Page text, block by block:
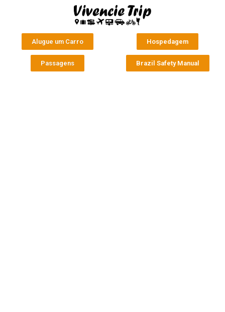
Alugue um Carro Hospedagem
Passagens Brazil Safety Manual